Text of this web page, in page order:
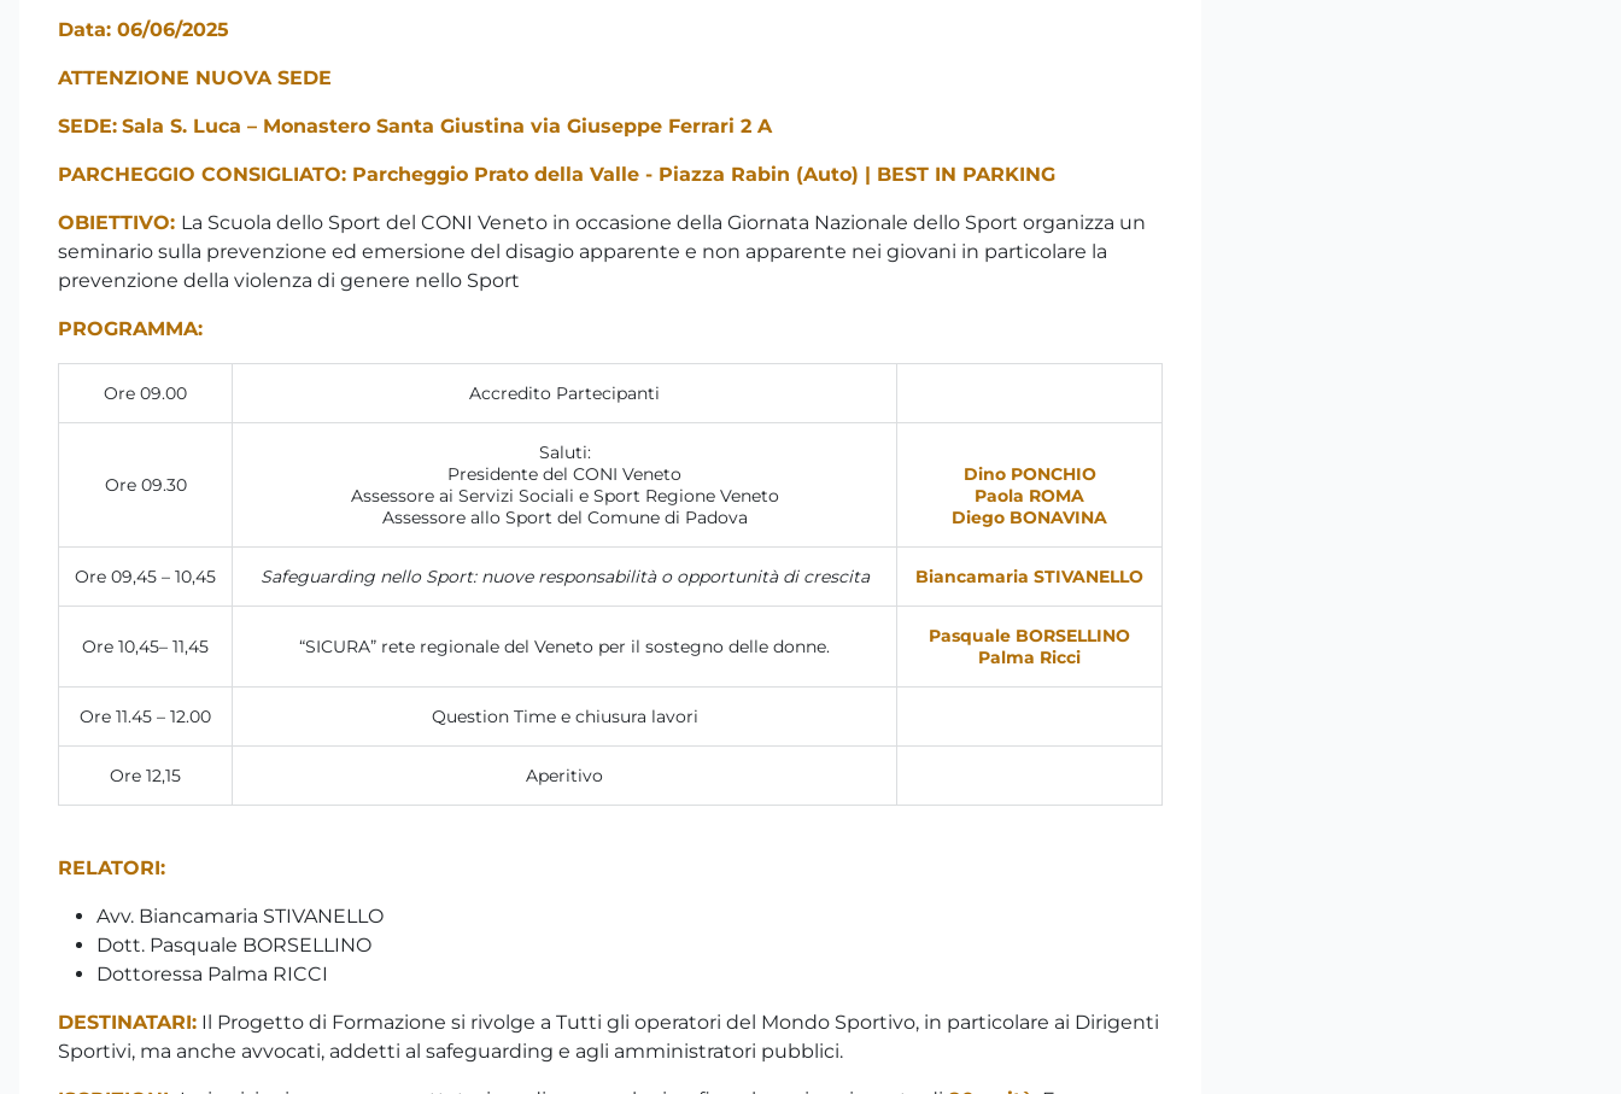
Data: 06/06/2025
ATTENZIONE NUOVA SEDE
SEDE: Sala S. Luca – Monastero Santa Giustina via Giuseppe Ferrari 2 A
PARCHEGGIO CONSIGLIATO: Parcheggio Prato della Valle - Piazza Rabin (Auto) | BEST IN PARKING
OBIETTIVO: La Scuola dello Sport del CONI Veneto in occasione della Giornata Nazionale dello Sport organizza un
seminario sulla prevenzione ed emersione del disagio apparente e non apparente nei giovani in particolare la
prevenzione della violenza di genere nello Sport
PROGRAMMA:
Ore 09.00 Accredito Partecipanti
Ore 09.30
Saluti:
Presidente del CONI Veneto
Assessore ai Servizi Sociali e Sport Regione Veneto
Assessore allo Sport del Comune di Padova
Dino PONCHIO
Paola ROMA
Diego BONAVINA
Ore 09,45 – 10,45 Safeguarding nello Sport: nuove responsabilità o opportunità di crescita Biancamaria STIVANELLO
Ore 10,45– 11,45 “SICURA” rete regionale del Veneto per il sostegno delle donne.
Pasquale BORSELLINO
Palma Ricci
Ore 11.45 – 12.00 Question Time e chiusura lavori
Ore 12,15 Aperitivo
RELATORI:
Avv. Biancamaria STIVANELLO
Dott. Pasquale BORSELLINO
Dottoressa Palma RICCI
DESTINATARI: Il Progetto di Formazione si rivolge a Tutti gli operatori del Mondo Sportivo, in particolare ai Dirigenti
Sportivi, ma anche avvocati, addetti al safeguarding e agli amministratori pubblici.